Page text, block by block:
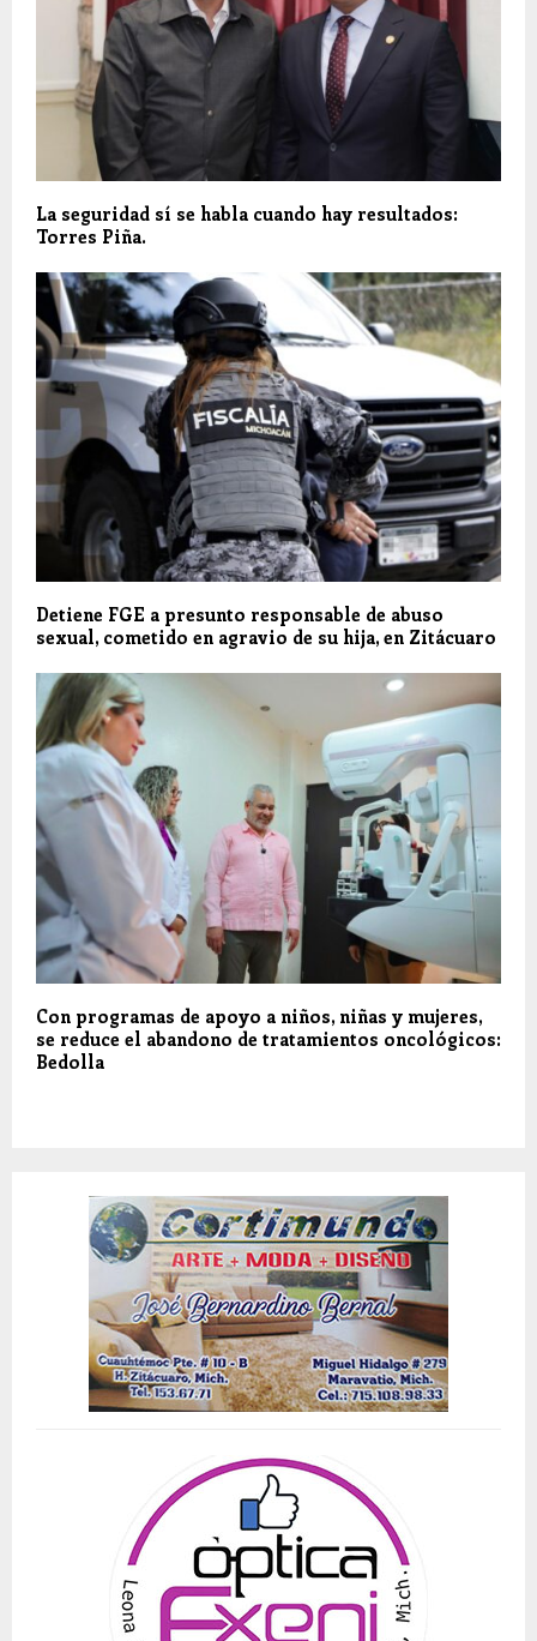
La seguridad sí se habla cuando hay resultados:
Torres Piña.
Detiene FGE a presunto responsable de abuso
sexual, cometido en agravio de su hija, en Zitácuaro
Con programas de apoyo a niños, niñas y mujeres,
se reduce el abandono de tratamientos oncológicos:
Bedolla